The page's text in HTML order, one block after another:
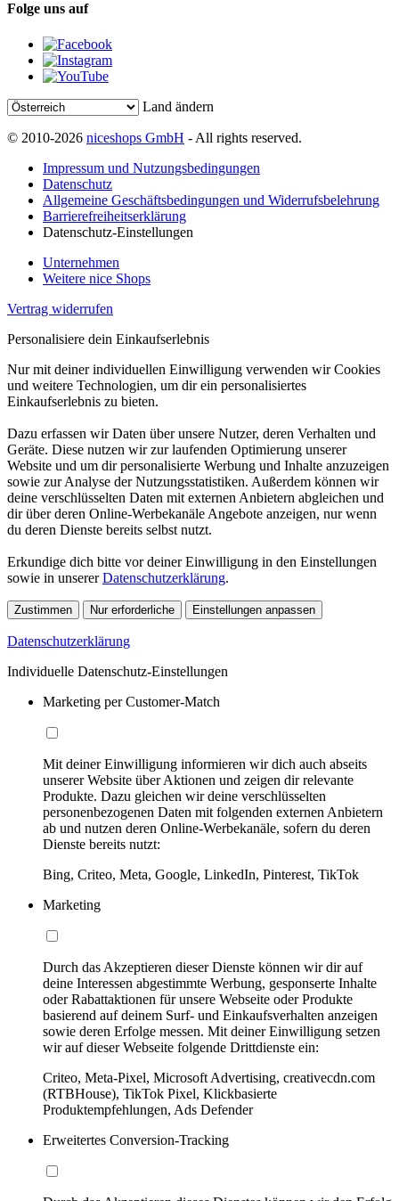
Folge uns auf
Land ändern
© 2010-2026 niceshops GmbH - All rights reserved.
Impressum und Nutzungsbedingungen
Datenschutz
Allgemeine Geschäftsbedingungen und Widerrufsbelehrung
Barrierefreiheitserklärung
Datenschutz-Einstellungen
Unternehmen
Weitere nice Shops
Vertrag widerrufen
Personalisiere dein Einkaufserlebnis
Nur mit deiner individuellen Einwilligung verwenden wir Cookies
und weitere Technologien, um dir ein personalisiertes
Einkaufserlebnis zu bieten.
Dazu erfassen wir Daten über unsere Nutzer, deren Verhalten und
Geräte. Diese nutzen wir zur laufenden Optimierung unserer
Website und um dir personalisierte Werbung und Inhalte anzuzeigen
sowie zur Analyse der Nutzungsstatistiken. Außerdem können wir
deine verschlüsselten Daten mit externen Anbietern abgleichen und
dir über deren Online-Werbekanäle Angebote anzeigen, nur wenn
du deren Dienste bereits selbst nutzt.
Erkundige dich bitte vor deiner Einwilligung in den Einstellungen
sowie in unsererDatenschutzerklärung.
Zustimmen Nur erforderliche Einstellungen anpassen
Datenschutzerklärung
Individuelle Datenschutz-Einstellungen
Marketing per Customer-Match
Mit deiner Einwilligung informieren wir dich auch abseits
unserer Website über Aktionen und zeigen dir relevante
Produkte. Dazu gleichen wir deine verschlüsselten
personenbezogenen Daten mit folgenden externen Anbietern
ab und nutzen deren Online-Werbekanäle, sofern du deren
Dienste bereits nutzt:
Bing, Criteo, Meta, Google, LinkedIn, Pinterest, TikTok
Marketing
Durch das Akzeptieren dieser Dienste können wir dir auf
deine Interessen abgestimmte Werbung, gesponserte Inhalte
oder Rabattaktionen für unsere Webseite oder Produkte
basierend auf deinem Surf- und Einkaufsverhalten anzeigen
sowie deren Erfolge messen. Mit deiner Einwilligung setzen
wir auf dieser Webseite folgende Drittdienste ein:
Criteo, Meta-Pixel, Microsoft Advertising, creativecdn.com
(RTBHouse), TikTok Pixel, Klickbasierte
Produktempfehlungen, Ads Defender
Erweitertes Conversion-Tracking